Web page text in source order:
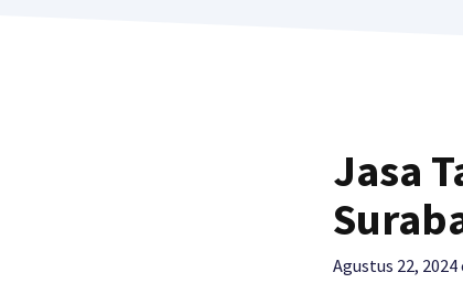
Jasa
Agustus 22, 2024